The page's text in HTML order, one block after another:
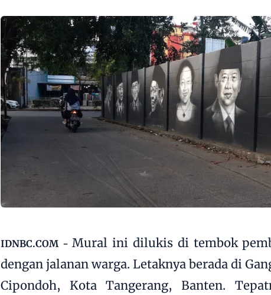
IDNBC.COM -Mural ini dilukis di tembok
dengan jalanan warga. Letaknya berada di
Cipondoh, Kota Tangerang, Banten.